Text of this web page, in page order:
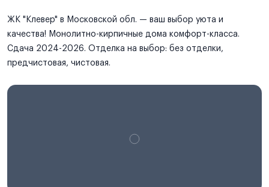
ЖК "Клевер" в Московской обл. — ваш выбор уюта и
качества! Монолитно-кирпичные дома комфорт-класса.
Сдача 2024-2026. Отделка на выбор: без отделки,
предчистовая, чистовая.